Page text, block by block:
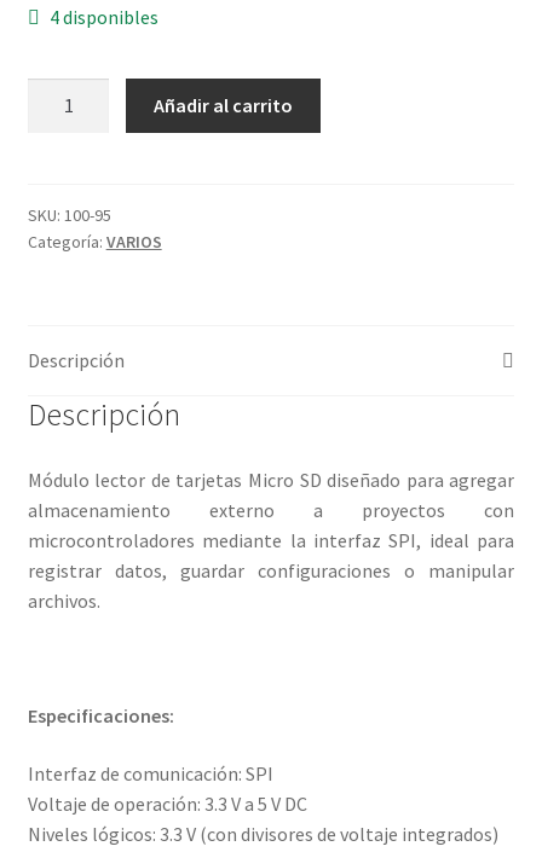
4 disponibles
cantidad
Añadir al carrito
SKU: 100-95
Categoría: VARIOS
Descripción
Descripción
Módulo lector de tarjetas Micro SD diseñado para agregar
almacenamiento externo a proyectos con
microcontroladores mediante la interfaz SPI, ideal para
registrar datos, guardar configuraciones o manipular
archivos.
Especificaciones:
Interfaz de comunicación: SPI
Voltaje de operación: 3.3 V a 5 V DC
Niveles lógicos: 3.3 V (con divisores de voltaje integrados)